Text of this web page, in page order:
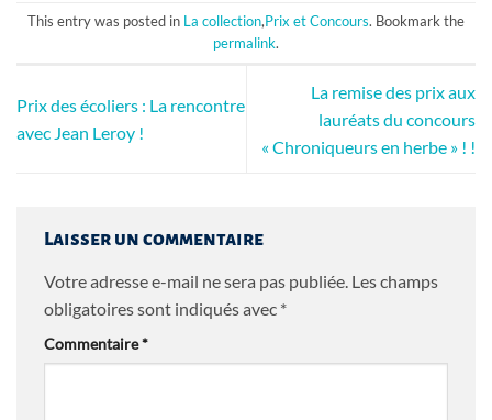
This entry was posted in La collection,Prix et Concours. Bookmark the
permalink.
Prix des écoliers : La rencontre
avec Jean Leroy !
La remise des prix aux
lauréats du concours
« Chroniqueurs en herbe » ! !
Laisser un commentaire
Votre adresse e-mail ne sera pas publiée. Les champs
obligatoires sont indiqués avec *
Commentaire*